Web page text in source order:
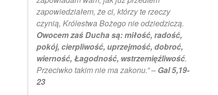
zapowiedziałem, że ci, którzy te rzeczy
czynią, Królestwa Bożego nie odziedziczą.
Owocem zaś Ducha są: miłość, radość,
pokój, cierpliwość, uprzejmość, dobroć,
wierność, Łagodność, wstrzemięźliwość.
Przeciwko takim nie ma zakonu.” – Gal 5,19-
23